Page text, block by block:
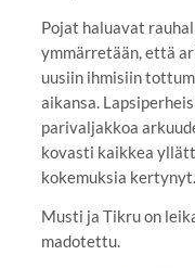
Pojat haluavat
ymmärretään, että
uusiin ihmisiin
aikansa.
parivaljakkoa
kovasti kaikkea
kokemuksia kertynyt.
Musti ja Tikru on
madotettu.